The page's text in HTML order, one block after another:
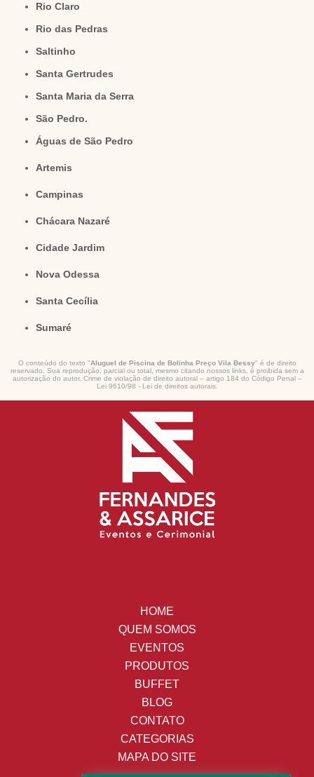
Rio Claro
Rio das Pedras
Saltinho
Santa Gertrudes
Santa Maria da Serra
São Pedro.
Águas de São Pedro
Artemis
Campinas
Chácara Nazaré
Cidade Jardim
Nova Odessa
Santa Cecília
Sumaré
O conteúdo do texto "Aluguel de Piscina de Bolinha Preço Vila Bessy" é de direito
reservado. Sua reprodução, parcial ou total, mesmo citando nossos links, é proibida sem a
autorização do autor. Crime de violação de direito autoral – artigo 184 do Código Penal –
Lei 9610/98 - Lei de direitos autorais.
HOME
QUEM SOMOS
EVENTOS
PRODUTOS
BUFFET
BLOG
CONTATO
CATEGORIAS
MAPA DO SITE